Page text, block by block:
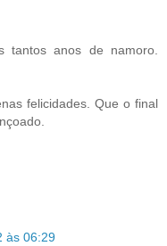
tantos anos de namoro.
felicidades. Que o final
às 06:29